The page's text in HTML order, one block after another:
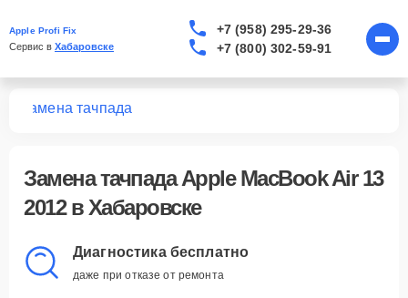
Apple Profi Fix
Сервис в Хабаровске
+7 (958) 295-29-36
+7 (800) 302-59-91
Замена тачпада
Замена тачпада Apple MacBook Air 13
2012 в Хабаровске
Диагностика бесплатно
даже при отказе от ремонта